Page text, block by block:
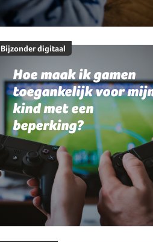
Bijzonder digitaal
Hoe maak ik gamen
toegankelijk voor
kind met een
beperking?